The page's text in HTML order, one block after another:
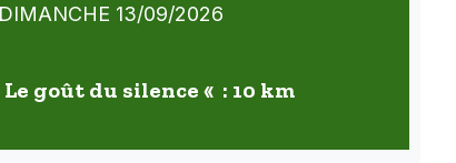
DIMANCHE 13/09/2026
Le goût du silence « : 10 km